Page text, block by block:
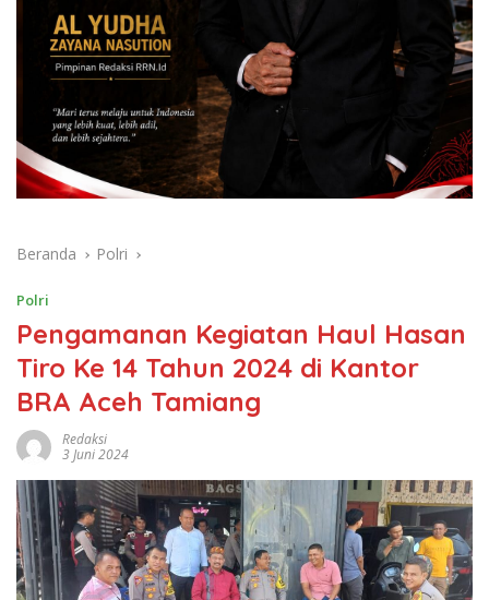
Beranda Polri
Polri
Pengamanan Kegiatan Haul Hasan
Tiro Ke 14 Tahun 2024 di Kantor
BRA Aceh Tamiang
Redaksi
3 Juni 2024